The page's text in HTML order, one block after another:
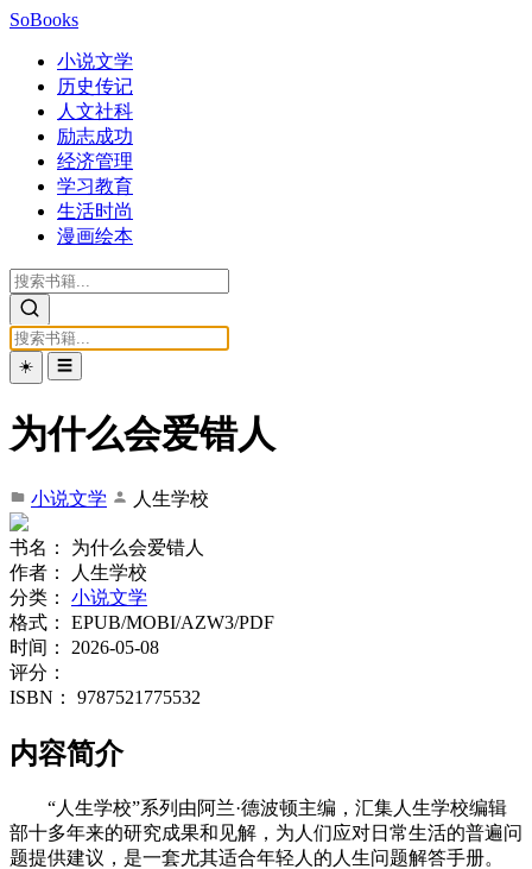
SoBooks
小说文学
历史传记
人文社科
励志成功
经济管理
学习教育
生活时尚
漫画绘本
☀️ ☰
为什么会爱错人
小说文学 人生学校
书名：
为什么会爱错人
作者：
人生学校
分类：
小说文学
格式：
EPUB/MOBI/AZW3/PDF
时间：
2026-05-08
评分：
ISBN：
9787521775532
内容简介
“人生学校”系列由阿兰·德波顿主编，汇集人生学校编辑
部十多年来的研究成果和见解，为人们应对日常生活的普遍问
题提供建议，是一套尤其适合年轻人的人生问题解答手册。